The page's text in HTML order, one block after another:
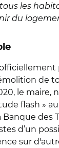
les
du
de
le maire,
flash »
des
d’un
sur